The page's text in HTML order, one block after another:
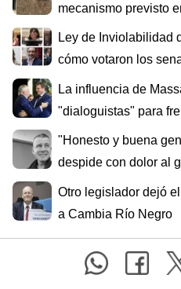
mecanismo previsto
Ley de Inviolabilidad
cómo votaron los
La influencia de
"dialoguistas" para
"Honesto y buena
despide con dolor al
Otro legislador dejó
a Cambia Río Negro